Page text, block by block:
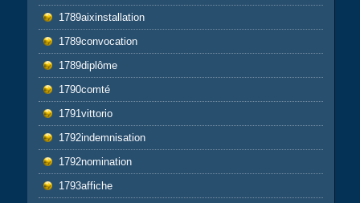
1789aixinstallation
1789convocation
1789diplôme
1790comté
1791vittorio
1792indemnisation
1792nomination
1793affiche